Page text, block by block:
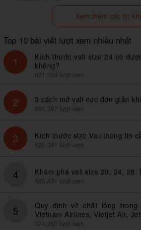
Xem thêm các tin
Top 10 bài viết lượt xem nhiều nhất
1
Kích thước vali size 24 có
không?
621,024 lượt xem
2 3 cách mở vali cực đơn giản
601,397 lượt xem
3 Kích thước size Vali thông tin
520,341 lượt xem
4 Khám phá vali size 20, 24, 28:
500,431 lượt xem
5
Quy định về chất lỏng
Vietnam Airlines, Vietjet Air,
374,293 lượt xem